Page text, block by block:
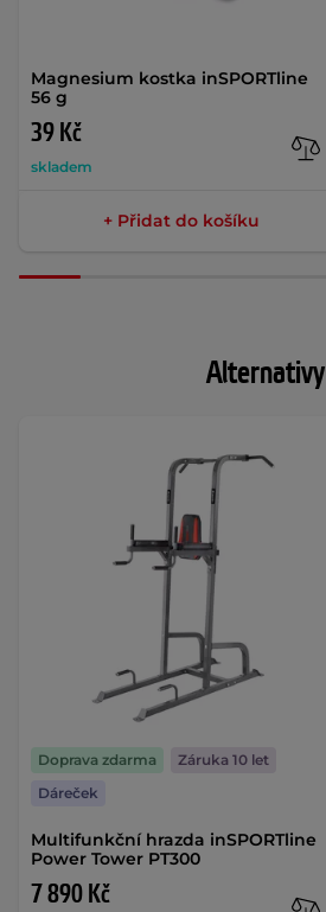
Magnesium kostka inSPORTline
56 g
39 Kč
skladem
+ Přidat do košíku
Alternativy
Multifunkční hrazda inSPORTline
Power Tower PT300
7 890 Kč
Doprava zdarma
Záruka 10 let
Dáreček